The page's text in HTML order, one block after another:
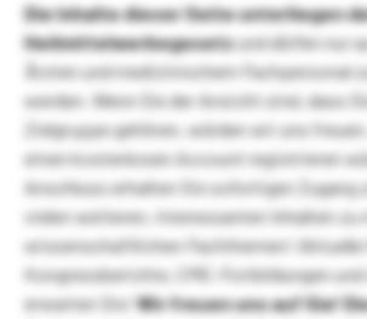
Die Inhalte dieser Seite unterliegen
Heilmittelwerbegesetzund dürfen nur
Ärzten und medizinischem Fachpersonal
werden. Wenn Sie der Ansicht sind, dass
Zielgruppe gehören, würden wir uns
einen kostenlosen Account registrieren
Anschluss erhalten Sie sofortigen Zugang
vielen weiteren, interessanten Inhalten zu
wissenschaftlichen Fachthemen! Aktuelle
Kongressberichte, CME-Fortbildungen
erwarten Sie!Wir freuen uns auf Sie!